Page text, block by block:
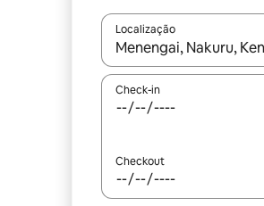
Localização
Quando os resultados
Check-in
Checkout